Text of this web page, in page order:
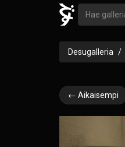
Desugalleria
← Aikaisempi